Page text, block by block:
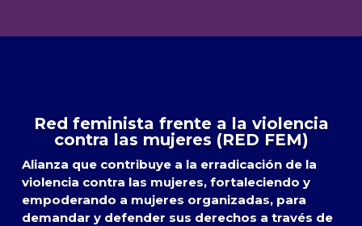
Red feminista frente a la violencia
contra las mujeres (RED FEM)
Alianza que contribuye a la erradicación de la
violencia contra las mujeres, fortaleciendo y
empoderando a mujeres organizadas, para
demandar y defender sus derechos a través de